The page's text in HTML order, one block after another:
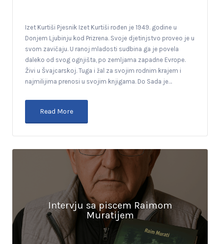
Izet Kurtiši Pjesnik Izet Kurtiši rođen je 1949. godine u
Donjem Ljubinju kod Prizrena. Svoje djetinjstvo proveo je u
svom zavičaju. U ranoj mladosti sudbina ga je povela
daleko od svog ognjišta, po zemljama zapadne Evrope.
Živi u Švajcarskoj. Tuga i žal za svojim rodnim krajem i
najmilijima prenosi u svojim knjigama. Do Sada je…
Read More
Intervju sa piscem Raimom
Muratijem